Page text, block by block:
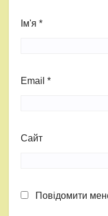
Ім'я *
Email *
Сайт
Повідомити